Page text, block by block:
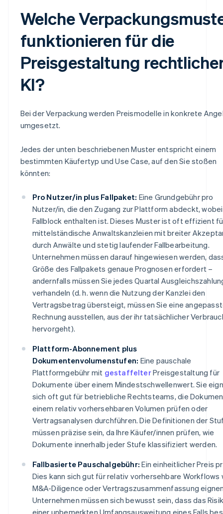
Welche
funktionieren für die
Preisgestaltung
KI?
Bei der Verpackung werden Preismodelle in konkrete
umgesetzt.
Jedes der unten beschriebenen Muster entspricht einem
bestimmten Käufertyp und Use Case, auf den Sie stoßen
könnten:
Pro Nutzer/in plus Fallpaket: Eine Grundgebühr pro
Nutzer/in, die den Zugang zur Plattform abdeckt,
Fallblock enthalten ist. Dieses Muster ist oft effizient
mittelständische Anwaltskanzleien mit breiter
durch Anwälte und stetig laufender Fallbearbeitung.
Unternehmen müssen darauf hingewiesen werden,
Größe des Fallpakets genaue Prognosen erfordert –
andernfalls müssen Sie jedes Quartal
verhandeln (d. h. wenn die Nutzung der Kanzlei den
Vertragsbetrag übersteigt, müssen Sie eine
Rechnung ausstellen, aus der ihr tatsächlicher
hervorgeht).
Plattform-Abonnement plus
Dokumentenvolumenstufen: Eine pauschale
Plattformgebühr mit gestaffelterPreisgestaltung für
Dokumente über einem Mindestschwellenwert. Sie
sich oft gut für betriebliche Rechtsteams, die
einem relativ vorhersehbaren Volumen prüfen oder
Vertragsanalysen durchführen. Die Definitionen der
müssen präzise sein, da Ihre Käufer/innen prüfen, wie
Dokumente innerhalb jeder Stufe klassifiziert werden.
Fallbasierte Pauschalgebühr: Ein einheitlicher Preis
Dies kann sich gut für relativ vorhersehbare Workflows
M&A-Diligence oder Vertragszusammenfassung
Unternehmen müssen sich bewusst sein, dass das
einer unbemerkten Umfangsausweitung eines Falls